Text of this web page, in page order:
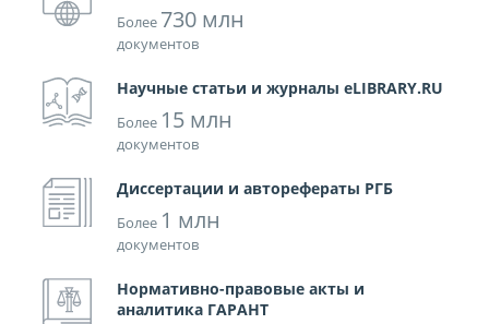
Более 730 млн
документов
Научные статьи и журналы eLIBRARY.RU
Более 15 млн
документов
Диссертации и авторефераты РГБ
Более 1 млн
документов
Нормативно-правовые акты и
аналитика ГАРАНТ